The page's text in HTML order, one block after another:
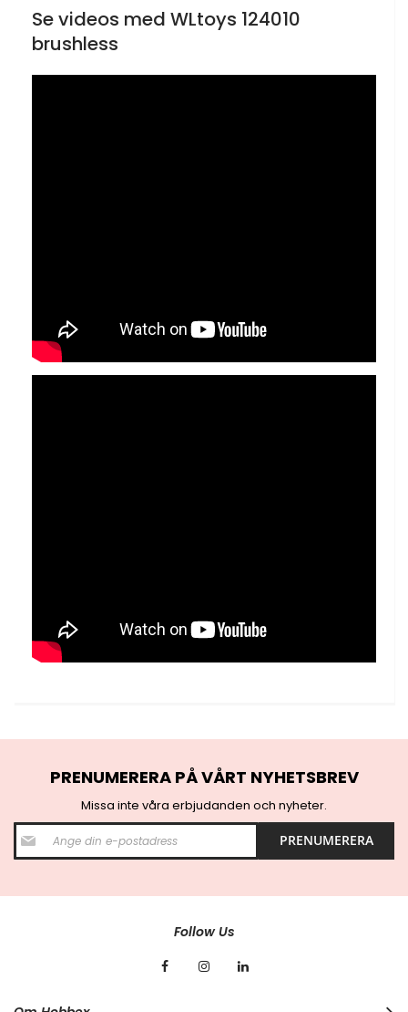
Se videos med WLtoys 124010
brushless
PRENUMERERA PÅ VÅRT NYHETSBREV
Missa inte våra erbjudanden och nyheter.
S
i
g
PRENUMERERA
Follow Us